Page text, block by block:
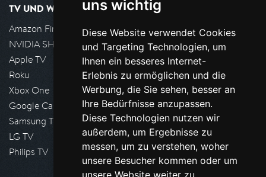
uns wichtig
Diese Website verwendet Cookies
und Targeting Technologien, um
Ihnen ein besseres Internet-
Erlebnis zu ermöglichen und die
Werbung, die Sie sehen, besser an
Ihre Bedürfnisse anzupassen.
Diese Technologien nutzen wir
außerdem, um Ergebnisse zu
messen, um zu verstehen, woher
unsere Besucher kommen oder um
unsere Website weiter zu
TV UND WOHNZIMMER
Amazon FireTV
NVIDIA SHIELD, Google TV
Apple TV
Roku
Xbox One
Google Cast
Samsung TV
LG TV
Philips TV